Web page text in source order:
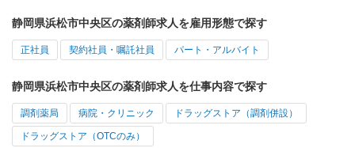
静岡県浜松市中央区の薬剤師求人を雇用形態で探す
正社員 契約社員・嘱託社員 パート・アルバイト
静岡県浜松市中央区の薬剤師求人を仕事内容で探す
調剤薬局 病院・クリニック ドラッグストア（調剤併設）
ドラッグストア（OTCのみ）